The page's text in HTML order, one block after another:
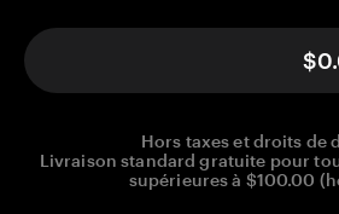
Hors taxes et droits de
Livraison standard gratuite pour
supérieures à $100.00